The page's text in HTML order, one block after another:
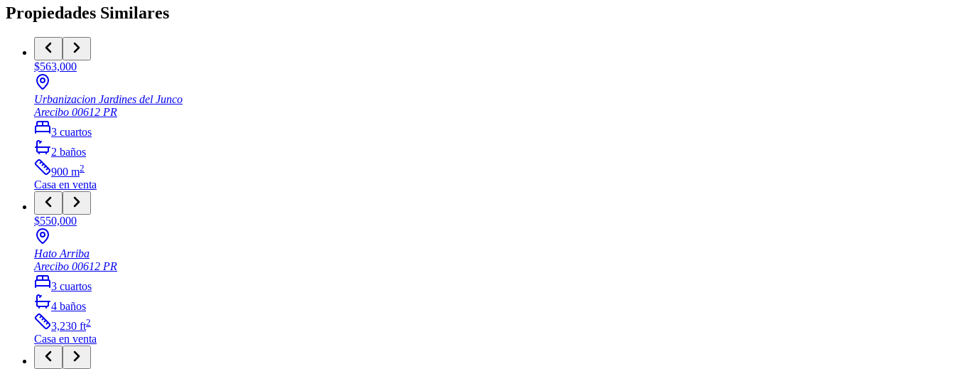
Propiedades Similares
$563,000
Urbanizacion Jardines del Junco
Arecibo 00612 PR
3 cuartos
2 baños
900 m2
Casa en venta
$550,000
Hato Arriba
Arecibo 00612 PR
3 cuartos
4 baños
3,230 ft2
Casa en venta